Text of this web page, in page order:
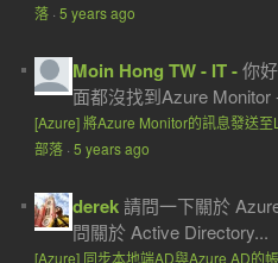
落· 5 years ago
Moin Hong TW - IT -你
面都沒找到Azure Monitor
[Azure] 將Azure Monitor的訊息發送
部落· 5 years ago
derek請問一下關於
問關於 Active Directory...
[Azure] 同步本地端AD與Azure AD的